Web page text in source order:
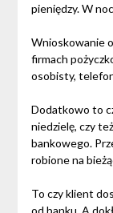
pieniędzy. W
Wnioskowanie
firmach
osobisty,
Dodatkowo to
niedzielę, czy
bankowego.
robione na
To czy klient
od banku. A